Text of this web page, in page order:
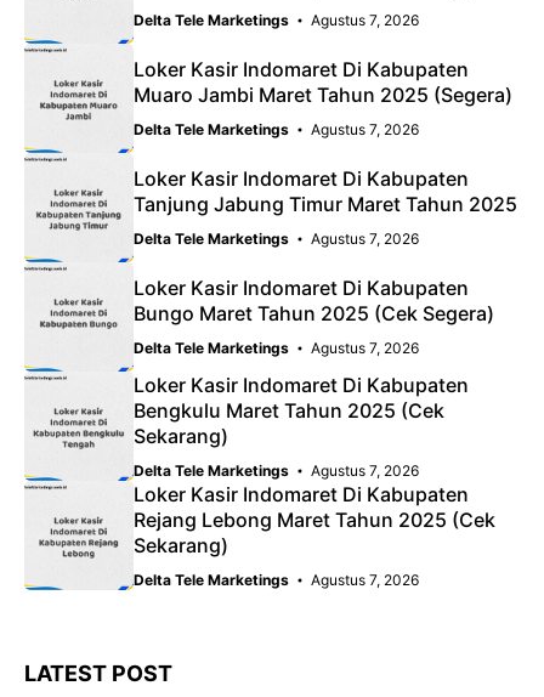
Delta Tele Marketings Agustus 7, 2026
Loker Kasir Indomaret Di Kabupaten
Muaro Jambi Maret Tahun 2025 (Segera)
Delta Tele Marketings Agustus 7, 2026
Loker Kasir Indomaret Di Kabupaten
Tanjung Jabung Timur Maret Tahun 2025
Delta Tele Marketings Agustus 7, 2026
Loker Kasir Indomaret Di Kabupaten
Bungo Maret Tahun 2025 (Cek Segera)
Delta Tele Marketings Agustus 7, 2026
Loker Kasir Indomaret Di Kabupaten
Bengkulu Maret Tahun 2025 (Cek
Sekarang)
Delta Tele Marketings Agustus 7, 2026
Loker Kasir Indomaret Di Kabupaten
Rejang Lebong Maret Tahun 2025 (Cek
Sekarang)
Delta Tele Marketings Agustus 7, 2026
LATEST POST